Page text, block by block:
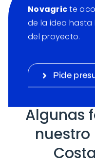
Novagricte
de la idea hasta
del proyecto.
Pide
Algunas